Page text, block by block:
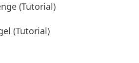
(Tutorial)
(Tutorial)